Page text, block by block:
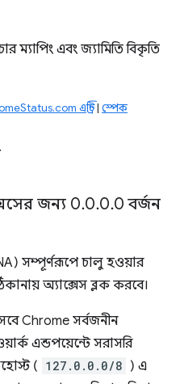
ম্যাপিং এবং জ্যামিতি বিকৃতি
এন্ট্রি| স্পেক
জন্য 0.0.0.0 বর্জন
সম্পূর্ণরূপে চালু হওয়ার
অ্যাক্সেস ব্লক করবে।
Chrome সর্বজনীন
এন্ডপয়েন্টে সরাসরি
( 127.0.0.0/8 ) এ